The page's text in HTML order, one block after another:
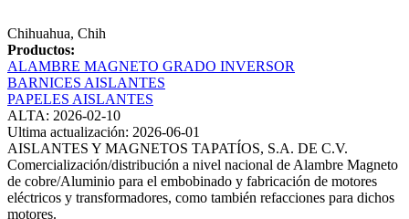
Chihuahua, Chih
Productos:
ALAMBRE MAGNETO GRADO INVERSOR
BARNICES AISLANTES
PAPELES AISLANTES
ALTA: 2026-02-10
Ultima actualización: 2026-06-01
AISLANTES Y MAGNETOS TAPATÍOS, S.A. DE C.V.
Comercialización/distribución a nivel nacional de Alambre Magneto
de cobre/Aluminio para el embobinado y fabricación de motores
eléctricos y transformadores, como también refacciones para dichos
motores.